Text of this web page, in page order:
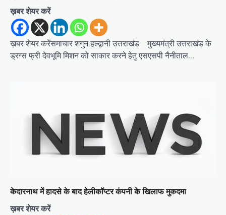
ख़बर शेयर करें
ख़बर शेयर करेंसमाचार शगुन हल्द्वानी उत्तराखंड मुख्यमंत्री उत्तराखंड के
ड्रग्स फ्री देवभूमि मिशन को साकार करने हेतु एसएसपी नैनीताल…
केदारनाथ में हादसे के बाद हेलीकॉप्टर कंपनी के खिलाफ मुकदमा
ख़बर शेयर करें